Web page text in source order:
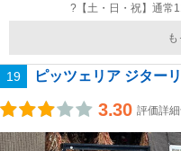
?【土・日・祝】通常
19 ピッツェリア ジター
3.30 評価詳細